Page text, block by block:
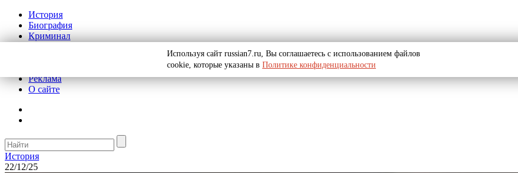
История
Биография
Криминал
Реклама
О сайте
История
22/12/25
Используя сайт russian7.ru, Вы соглашаетесь с использованием файлов
cookie, которые указаны в Политике конфиденциальности